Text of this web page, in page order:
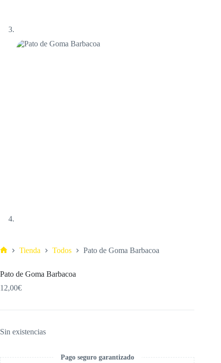
Tienda Todos Pato de Goma Barbacoa
Pato de Goma Barbacoa
12,00€
Sin existencias
Pago seguro garantizado